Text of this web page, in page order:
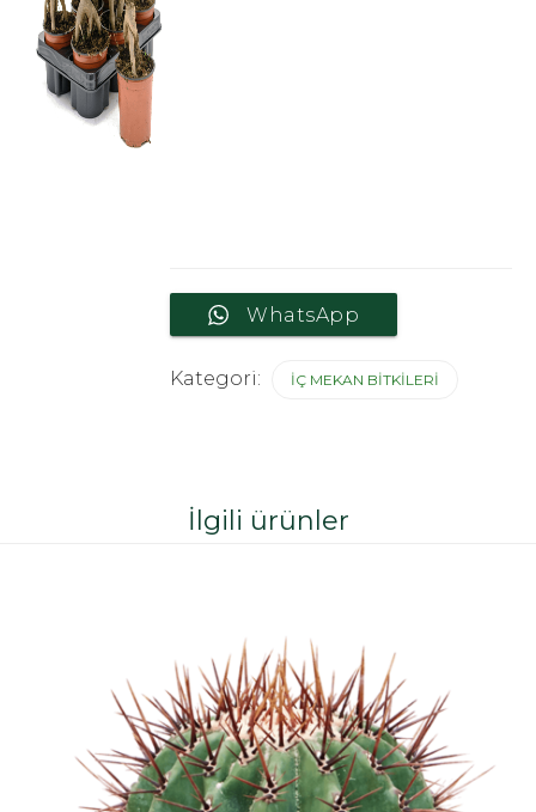
WhatsApp
Kategori: İÇ MEKAN BITKILERI
İlgili ürünler